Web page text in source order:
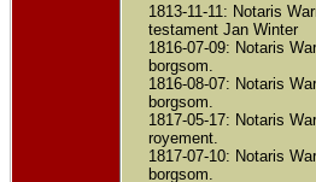
1813-11-11: Notaris
testament Jan Winter
1816-07-09: Notaris
borgsom.
1816-08-07: Notaris
borgsom.
1817-05-17: Notaris
royement.
1817-07-10: Notaris
borgsom.